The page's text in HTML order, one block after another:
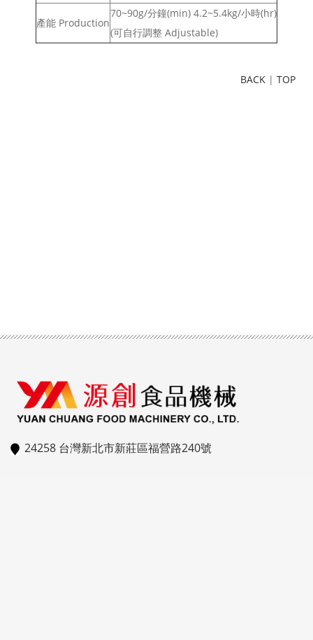
產能 Production
70~90g/分鐘(min) 4.2~5.4kg/小時(hr)
(可自行調整 Adjustable)
BACK | TOP
24258 台灣新北市新莊區福營路240號